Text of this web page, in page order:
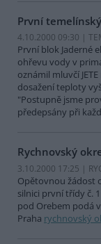
První
4.10.2000 09:30 |
První blok Jaderné
ohřevu vody v
oznámil mluvčí
dosažení teploty
"Postupně jsme
předepsány při
Rychnovský
3.10.2000 17:25 |
Opětovnou žádost
silnici první třídy č.
pod Orebem podá
Praha rychnovský